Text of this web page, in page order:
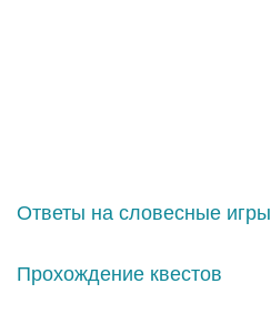
Ответы на словесные игры
Прохождение квестов